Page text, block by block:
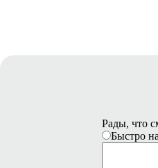
Рады, что
Быстро